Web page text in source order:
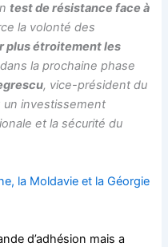
test de résistance face à
la volonté des
plus étroitement les
dans la prochaine phase
, vice-président du
un investissement
et la sécurité du
la Moldavie et la Géorgie
d’adhésion mais a